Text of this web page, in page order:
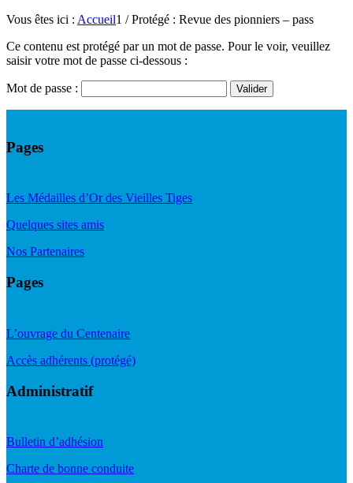
Vous êtes ici : Accueil1 / Protégé : Revue des pionniers – pass
Ce contenu est protégé par un mot de passe. Pour le voir, veuillez
saisir votre mot de passe ci-dessous :
Mot de passe :
Pages
Les Médailles d’Or des Vieilles Tiges
Quelques sites amis
Nos Partenaires
Pages
L’ouvrage du Centenaire
Accès adhérents (protégé)
Administratif
Bulletin d’adhésion
Charte de bonne conduite